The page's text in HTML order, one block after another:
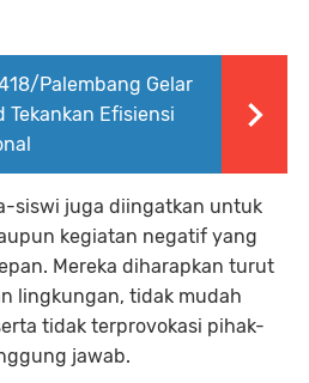
Palembang Gelar
Tekankan Efisiensi
siswi juga diingatkan untuk
kegiatan negatif yang
Mereka diharapkan turut
lingkungan, tidak mudah
tidak terprovokasi pihak-
jawab.